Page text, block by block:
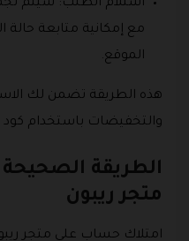
استلام الطلب: سيتم
مع إمكانية متابعة
الموقع.
هذه الطريقة تضمن لك
والتخفيضات باستخدام
الطريقة
متجر ريبون
امتلاك حساب على متجر